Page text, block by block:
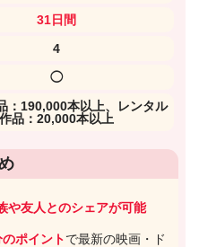
31日間
4
◯
：190,000本以上、レンタル
作品：20,000本以上
や友人とのシェアが可能
ポイントで最新の映画・ド